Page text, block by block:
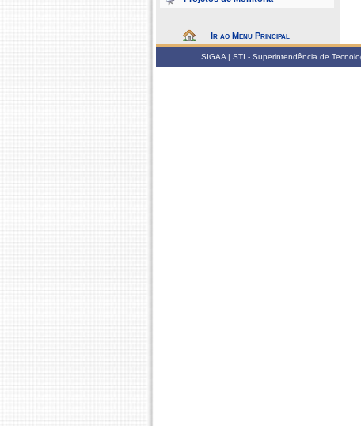
Ir ao Menu Principal
SIGAA | STI - Superintendência de